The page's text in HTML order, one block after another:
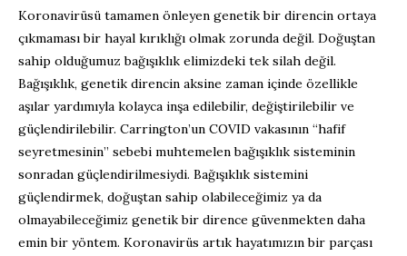
Koronavirüsü tamamen önleyen genetik bir direncin ortaya
çıkmaması bir hayal kırıklığı olmak zorunda değil. Doğuştan
sahip olduğumuz bağışıklık elimizdeki tek silah değil.
Bağışıklık, genetik direncin aksine zaman içinde özellikle
aşılar yardımıyla kolayca inşa edilebilir, değiştirilebilir ve
güçlendirilebilir. Carrington’un COVID vakasının “hafif
seyretmesinin” sebebi muhtemelen bağışıklık sisteminin
sonradan güçlendirilmesiydi. Bağışıklık sistemini
güçlendirmek, doğuştan sahip olabileceğimiz ya da
olmayabileceğimiz genetik bir dirence güvenmekten daha
emin bir yöntem. Koronavirüs artık hayatımızın bir parçası